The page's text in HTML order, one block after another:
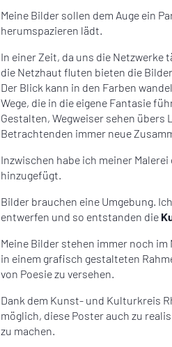
Meine Bilder sollen dem Auge ein
herumspazieren lädt.
In einer Zeit, da uns die Netzwerke
die Netzhaut fluten bieten die
Der Blick kann in den Farben
Wege, die in die eigene Fantasie
Gestalten, Wegweiser sehen übers
Betrachtenden immer neue
Inzwischen habe ich meiner
hinzugefügt.
Bilder brauchen eine Umgebung.
entwerfen und so entstanden die
Meine Bilder stehen immer noch
in einem grafisch gestalteten
von Poesie zu versehen.
Dank dem Kunst- und Kulturkreis
möglich, diese Poster auch zu
zu machen.